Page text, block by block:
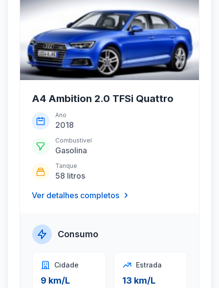
A4 Ambition 2.0 TFSi Quattro
Ano
2018
Combustível
Gasolina
Tanque
58 litros
Ver detalhes completos
Consumo
Cidade
9 km/L
Estrada
13 km/L